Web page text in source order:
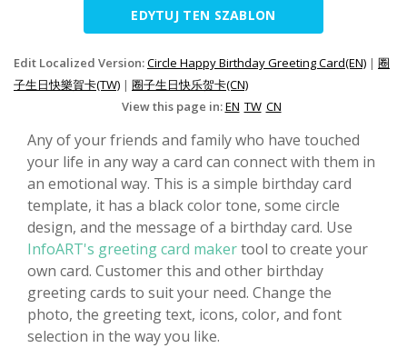
EDYTUJ TEN SZABLON
Edit Localized Version:Circle Happy Birthday Greeting Card(EN) | 圈
子生日快樂賀卡(TW) | 圈子生日快乐贺卡(CN)
View this page in:EN TW CN
Any of your friends and family who have touched
your life in any way a card can connect with them in
an emotional way. This is a simple birthday card
template, it has a black color tone, some circle
design, and the message of a birthday card. Use
InfoART's greeting card makertool to create your
own card. Customer this and other birthday
greeting cards to suit your need. Change the
photo, the greeting text, icons, color, and font
selection in the way you like.